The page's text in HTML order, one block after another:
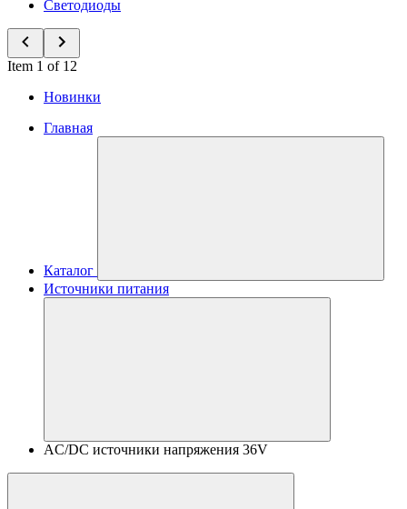
Светодиоды
Item 1 of 12
Новинки
Главная
Каталог
Источники питания
AC/DC источники напряжения 36V